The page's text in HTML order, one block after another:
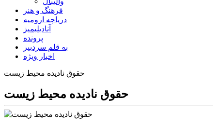
فرهنگ و هنر
دریاچه ارومیه
آنادیلیمیز
پرونده
به قلم سردبیر
اخبار ویژه
حقوق ناديده محيط زيست
حقوق ناديده محيط زيست